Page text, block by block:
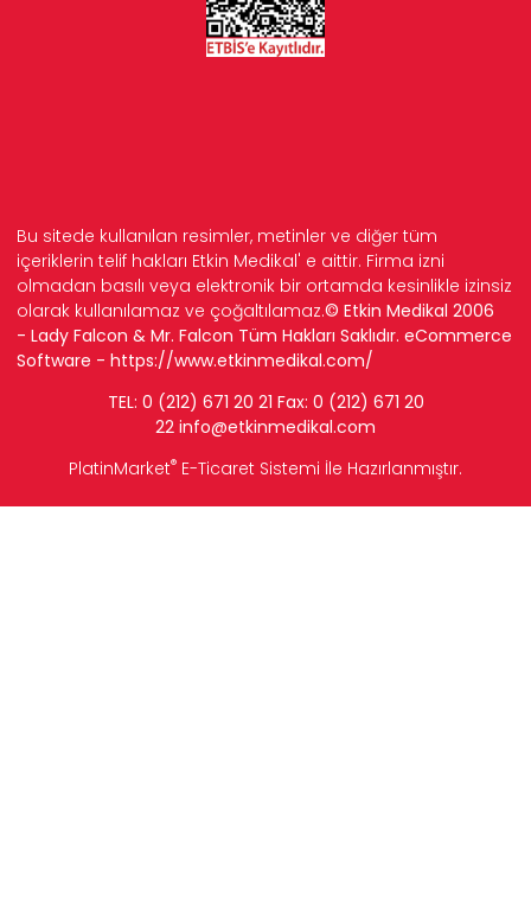
Bu sitede kullanılan resimler, metinler ve diğer tüm
içeriklerin telif hakları Etkin Medikal' e aittir. Firma izni
olmadan basılı veya elektronik bir ortamda kesinlikle izinsiz
olarak kullanılamaz ve çoğaltılamaz.© Etkin Medikal 2006
- Lady Falcon & Mr. Falcon Tüm Hakları Saklıdır. eCommerce
Software - https://www.etkinmedikal.com/
TEL: 0 (212) 671 20 21 Fax: 0 (212) 671 20
22 info@etkinmedikal.com
PlatinMarket® E-Ticaret Sistemi İle Hazırlanmıştır.